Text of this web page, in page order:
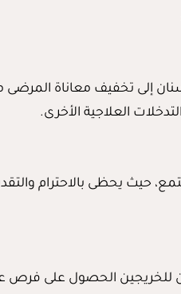
إلى تخفيف معاناة المرضى
العلاجية الأخرى.
حيث يحظى بالاحترام
للخريجين الحصول على